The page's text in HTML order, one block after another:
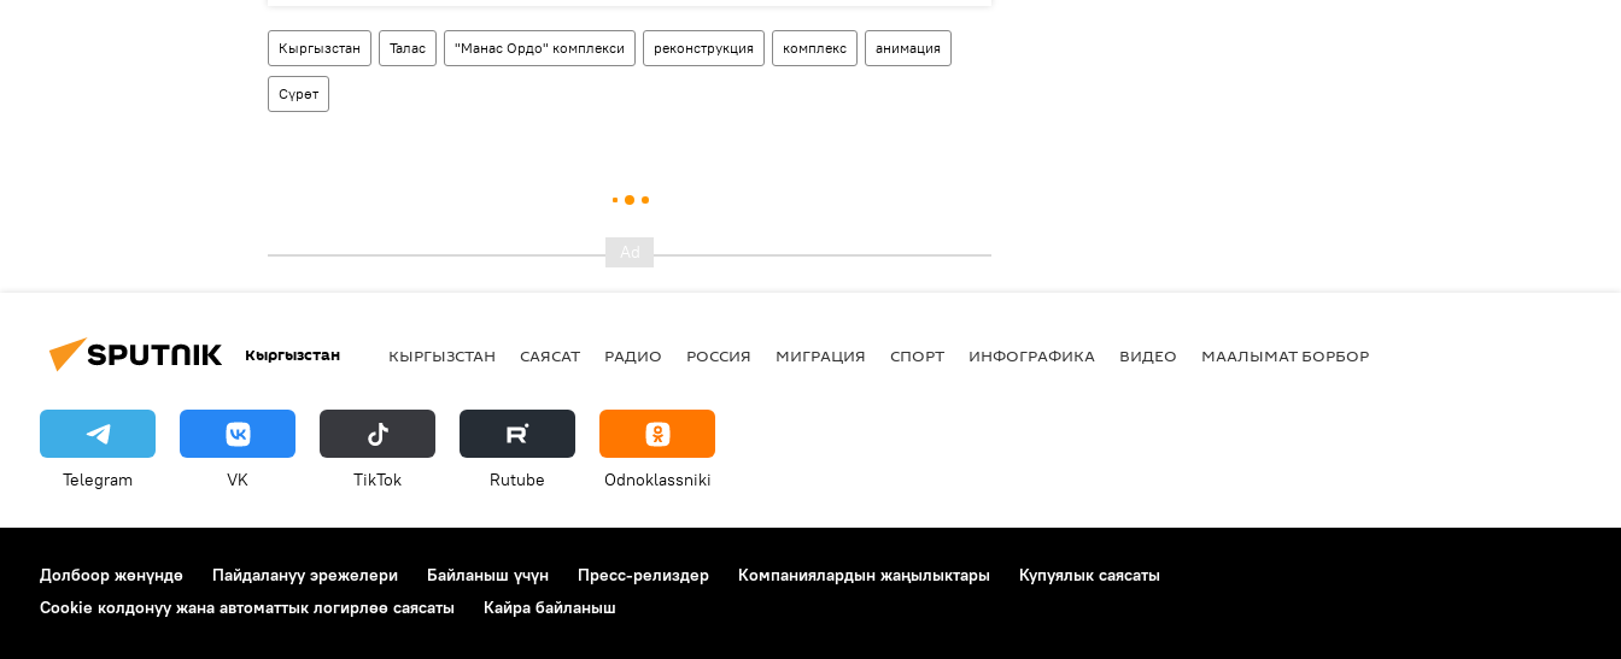
Кыргызстан Талас "Манас Ордо" комплекси реконструкция комплекс анимация
Сүрөт
Кыргызстан КЫРГЫЗСТАН САЯСАТ РАДИО РОССИЯ МИГРАЦИЯ СПОРТ ИНФОГРАФИКА ВИДЕО МААЛЫМАТ БОРБОР
Telegram VK ТikТоk Rutube Odnoklassniki
Долбоор жөнүндө Пайдалануу эрежелери Байланыш үчүн Пресс-релиздер Компаниялардын жаңылыктары
Купуялык саясаты
Cookie колдонуу жана автоматтык логирлөө саясаты
Кайра байланыш